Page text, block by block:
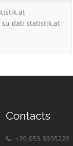
su dati statistik.at
Contacts
+39 059 8395229